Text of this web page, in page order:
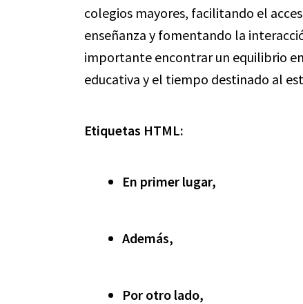
colegios mayores, facilitando el
enseñanza y fomentando la
importante encontrar un equilibrio
educativa y el tiempo destinado al
Etiquetas HTML:
En primer lugar,
Además,
Por otro lado,